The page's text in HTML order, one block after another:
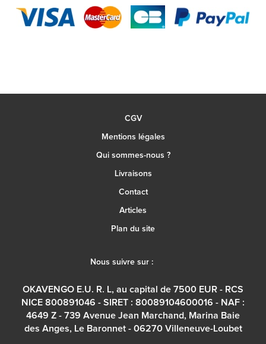
CGV
Mentions légales
Qui sommes-nous ?
Livraisons
Contact
Articles
Plan du site
Nous suivre sur :
OKAVENGO E.U. R. L, au capital de 7500 EUR - RCS
NICE 800891046 - SIRET : 80089104600016 - NAF :
4649 Z - 739 Avenue Jean Marchand, Marina Baie
des Anges, Le Baronnet - 06270 Villeneuve-Loubet